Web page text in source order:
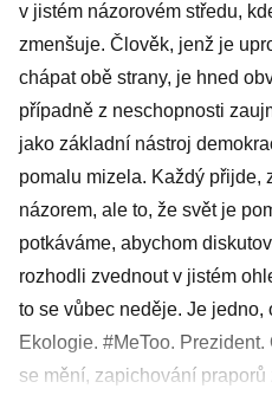
v jistém názorovém středu,
zmenšuje. Člověk, jenž je
chápat obě strany, je hned
případně z neschopnosti
jako základní nástroj
pomalu mizela. Každý přijde,
názorem, ale to, že svět je
potkáváme, abychom
rozhodli zvednout v jistém
to se vůbec neděje. Je jedno,
Ekologie. #MeToo.
se mění, zapichování praporů